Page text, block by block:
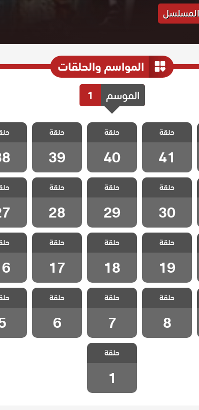
المواسم والحلقات
الموسم 1
مسلسل جرائم
صغيرة الحلقة
41
حلقة
41
مسلسل جرائم
صغيرة الحلقة
40
حلقة
40
مسلسل جرائم
صغيرة الحلقة
39
حلقة
39
مسلسل
مسلسل جرائم
صغيرة الحلقة
30
حلقة
30
مسلسل جرائم
صغيرة الحلقة
29
حلقة
29
مسلسل جرائم
صغيرة الحلقة
28
حلقة
28
مسلسل
مسلسل جرائم
صغيرة الحلقة
19
حلقة
19
مسلسل جرائم
صغيرة الحلقة
18
حلقة
18
مسلسل جرائم
صغيرة الحلقة
17
حلقة
17
مسلسل
مسلسل جرائم
صغيرة الحلقة 8
حلقة
8
مسلسل جرائم
صغيرة الحلقة 7
حلقة
7
مسلسل جرائم
صغيرة الحلقة 6
حلقة
6
مسلسل
صغيرة
مسلسل جرائم
صغيرة الحلقة 1
حلقة
1